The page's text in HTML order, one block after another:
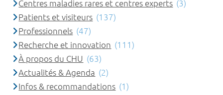
Centres maladies rares et centres experts (3)
Patients et visiteurs (137)
Professionnels (47)
Recherche et innovation (111)
À propos du CHU (63)
Actualités & Agenda (2)
Infos & recommandations (1)